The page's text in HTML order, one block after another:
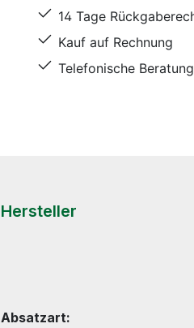
14 Tage
Kauf auf Rechnung
Telefonische
Hersteller
Absatzart: